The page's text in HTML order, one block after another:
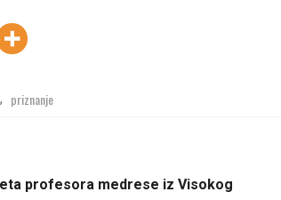
, priznanje
profesora medrese iz Visokog